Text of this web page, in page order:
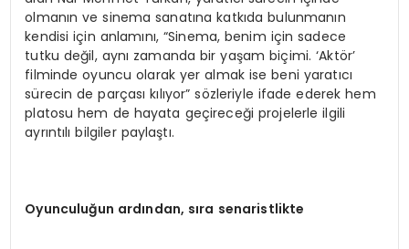
olmanın ve sinema sanatına katkıda bulunmanın
kendisi için anlamını, “Sinema, benim için sadece
tutku değil, aynı zamanda bir yaşam biçimi. ‘Aktör’
filminde oyuncu olarak yer almak ise beni yaratıcı
sürecin de parçası kılıyor” sözleriyle ifade ederek hem
platosu hem de hayata geçireceği projelerle ilgili
ayrıntılı bilgiler paylaştı.
Oyunculuğun ardından, sıra senaristlikte